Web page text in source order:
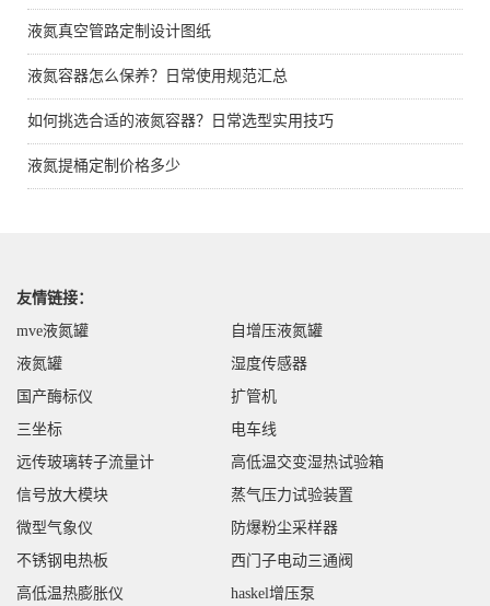
液氮真空管路定制设计图纸
液氮容器怎么保养？日常使用规范汇总
如何挑选合适的液氮容器？日常选型实用技巧
液氮提桶定制价格多少
友情链接：
mve液氮罐
自增压液氮罐
液氮罐
湿度传感器
国产酶标仪
扩管机
三坐标
电车线
远传玻璃转子流量计
高低温交变湿热试验箱
信号放大模块
蒸气压力试验装置
微型气象仪
防爆粉尘采样器
不锈钢电热板
西门子电动三通阀
高低温热膨胀仪
haskel增压泵